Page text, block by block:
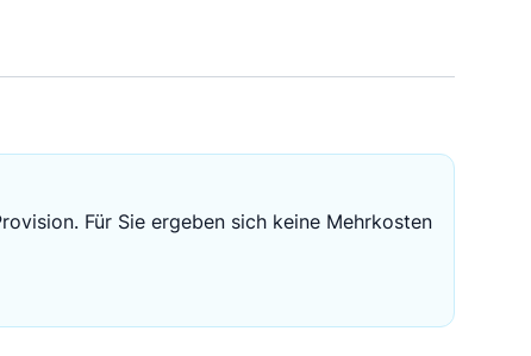
EZB-Leitzins
Für Sie ergeben sich keine Mehrkosten